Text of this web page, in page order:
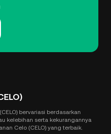
bervariasi berdasarkan
kelebihan serta kekurangannya
Celo (CELO) yang terbaik.